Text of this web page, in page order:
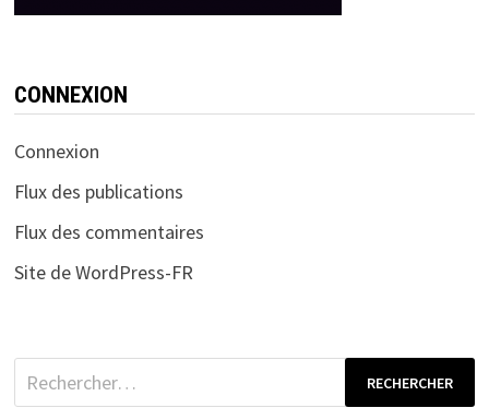
CONNEXION
Connexion
Flux des publications
Flux des commentaires
Site de WordPress-FR
Rechercher :